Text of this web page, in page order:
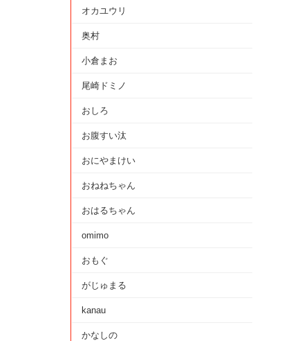
オカユウリ
奥村
小倉まお
尾崎ドミノ
おしろ
お腹すい汰
おにやまけい
おねねちゃん
おはるちゃん
omimo
おもぐ
がじゅまる
kanau
かなしの